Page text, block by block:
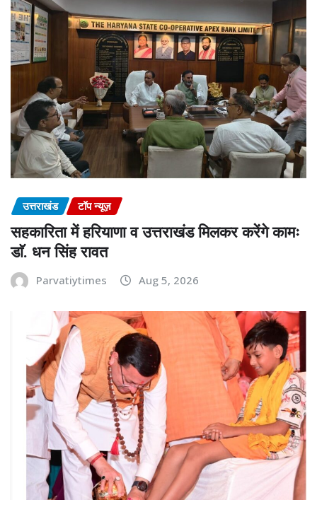
उत्तराखंड टॉप न्यूज़
सहकारिता में हरियाणा व उत्तराखंड मिलकर करेंगे कामः
डाॅ. धन सिंह रावत
Parvatiytimes Aug 5, 2026